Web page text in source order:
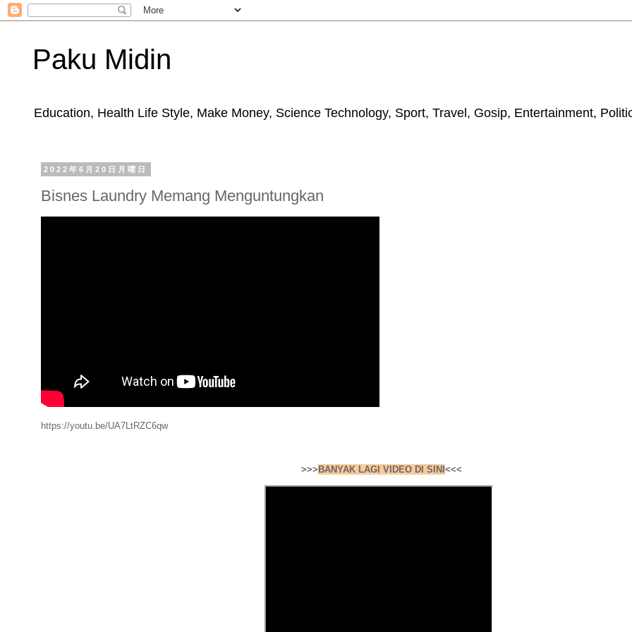
Paku Midin
Education, Health Life Style, Make Money, Science Technology, Sport, Travel, Gosip, Entertainment,
2022年6月20日月曜日
Bisnes Laundry Memang Menguntungkan
https://youtu.be/UA7LtRZC6qw
>>> BANYAK LAGI VIDEO DI SINI <<<